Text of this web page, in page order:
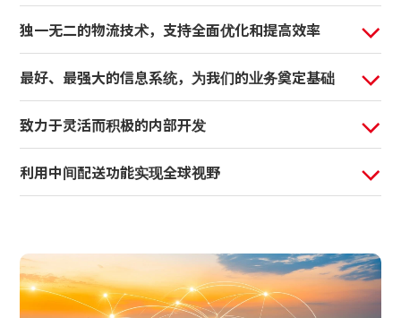
日本語 ENGLISH 簡体中文 繫体中文
独一无二的物流技术，支持全面优化和提高效率
最好、最强大的信息系统，为我们的业务奠定基础
致力于灵活而积极的内部开发
利用中间配送功能实现全球视野